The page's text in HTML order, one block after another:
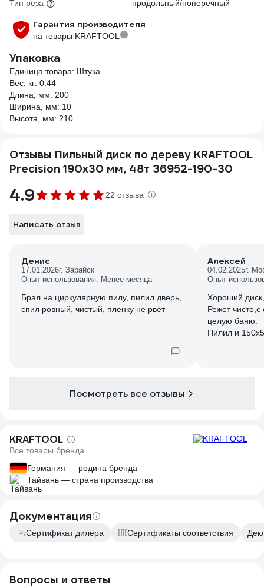
Тип реза продольный/поперечный
Гарантия производителя
на товары KRAFTOOL
Упаковка
Единица товара: Штука
Вес, кг: 0.44
Длина, мм: 200
Ширина, мм: 10
Высота, мм: 210
Отзывы Пильный диск по дереву KRAFTOOL
Precision 190x30 мм, 48т 36952-190-30
4.9 22 отзыва
Написать отзыв
Денис
17.01.2026г. Зарайск
Опыт использования: Менее месяца
Брал на циркулярную пилу, пилил дверь,
спил ровный, чистый, пленку не рвёт
Алексей
04.02.2025г.
Опыт
Хороший
Режет
целую баню.
Пилил и
Посмотреть все отзывы
KRAFTOOL
Все товары бренда
Германия — родина бренда
Тайвань — страна производства
Документация
Сертификат дилера Сертификаты соответствия
Вопросы и ответы